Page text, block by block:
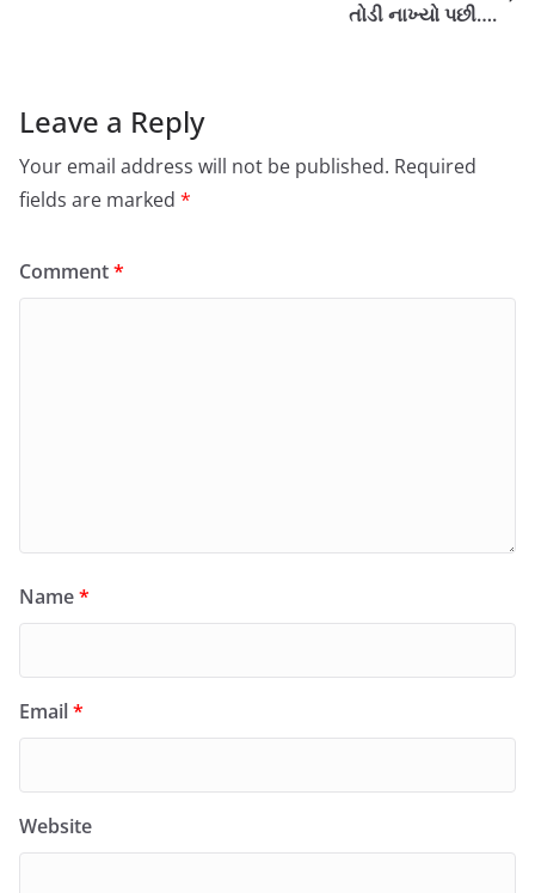
તોડી નાખ્યો પછી….
Leave a Reply
Your email address will not be published. Required
fields are marked *
Comment*
Name*
Email*
Website